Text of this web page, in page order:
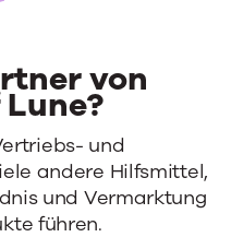
von
und
andere Hilfsmittel,
und Vermarktung
führen.